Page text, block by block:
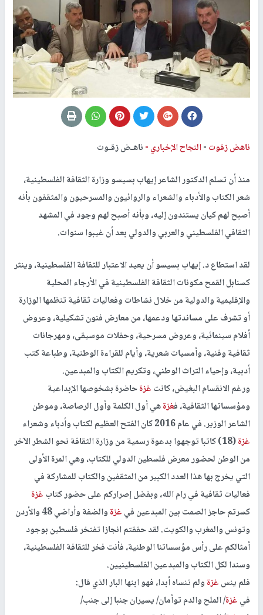
ناهض زقوت-النجاح الإخباري -ناهـض زقـوت
منذ أن تسلم الدكتور الشاعر إيهاب بسيسو وزارة الثقافة الفلسطينية،
شعر الكتاب والأدباء والشعراء والروائيون والمسرحيون والمثقفون بأنه
أصبح لهم كيان يستندون إليه، وبأنه أصبح لهم وجود في المشهد
الثقافي الفلسطيني والعربي والدولي بعد أن غيبوا سنوات.
لقد استطاع د. إيهاب بسيسو أن يعيد الاعتبار للثقافة الفلسطينية، وينثر
كسنابل القمح مكونات الثقافة الفلسطينية في الأرجاء المحلية
والإقليمية والدولية من خلال نشاطات وفعاليات ثقافية تنظمها الوزارة
أو تشرف على مساندتها ودعمها، من معارض فنون تشكيلية، وعروض
أفلام سينمائية، وعروض مسرحية، وحفلات موسيقى، ومهرجانات
ثقافية وفنية، وأمسيات شعرية، وأيام للقراءة الوطنية، وطباعة كتب
أدبية، وإحياء التراث الوطني، وتكريم الكتاب والمبدعين.
ورغم الانقسام البغيض، كانتغزةحاضرة بشخوصها الإبداعية
ومؤسساتها الثقافية، فغزةهي أول الكلمة وأول الرصاصة، وموطن
الشاعر الوزير. في عام 2016 كان الفتح العظيم لكتاب وأدباء وشعراء
غزة
(18) كاتبا توجهوا بدعوة رسمية من وزارة الثقافة نحو الشطر الآخر
من الوطن لحضور معرض فلسطين الدولي للكتاب، وهي المرة الأولى
التي يخرج بها هذا العدد الكبير من المثقفين والكتاب للمشاركة في
فعاليات ثقافية في رام الله، وبفضل إصراركم على حضور كتابغزة
كسرتم حاجز الصمت بين المبدعين فيغزة
والضفة وأراضي 48 والأردن
وتونس والمغرب والكويت. لقد حققتم انجازا تفتخر فلسطين بوجود
أمثالكم على رأس مؤسساتنا الوطنية، فأنت فخر للثقافة الفلسطينية،
وسندا لكل الكتاب والمبدعين الفلسطينيين.
فلم ينسغزةولم تنساه أبدا، فهو ابنها البار الذي قال:
فيغزة/ الملح والدم توأمان/ يسيران جنبا إلى جنب/